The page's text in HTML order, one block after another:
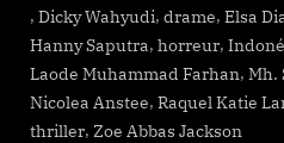
, Dicky Wahyudi, drame, Elsa
Hanny Saputra, horreur,
Laode Muhammad Farhan, Mh.
Nicolea Anstee, Raquel Katie
thriller, Zoe Abbas Jackson